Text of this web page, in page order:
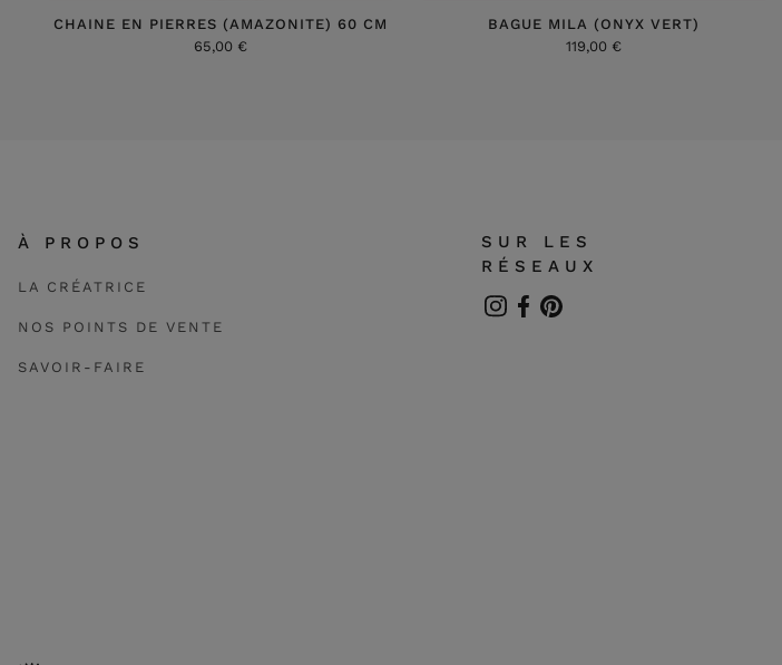
CHAINE EN PIERRES (AMAZONITE) 60 CM
65,00 €
BAGUE MILA (ONYX VERT)
119,00 €
À PROPOS
LA CRÉATRICE
NOS POINTS DE VENTE
SAVOIR-FAIRE
SUR LES
RÉSEAUX